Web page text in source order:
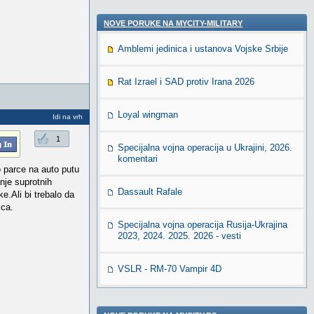
Idi na vrh
1
na auto putu
suprotnih
bi trebalo da
NOVE PORUKE NA MYCITY-MILITARY
Amblemi jedinica i ustanova Vojske Srbije
Rat Izrael i SAD protiv Irana 2026
Loyal wingman
Specijalna vojna operacija u Ukrajini, 2026.
komentari
Dassault Rafale
Specijalna vojna operacija Rusija-Ukrajina
2023, 2024. 2025. 2026 - vesti
VSLR - RM-70 Vampir 4D